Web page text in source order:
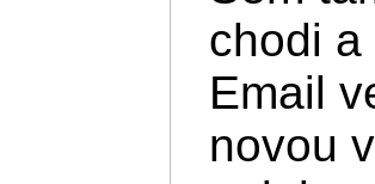
chodi
Email
novou